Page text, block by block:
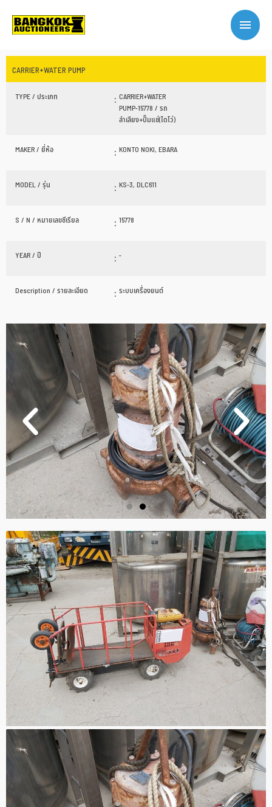
CARRIER+WATER PUMP
TYPE / ประเภท : CARRIER+WATER
PUMP-15778 / รถ
ลำเลียง+ปั๊มแช่(ไดโว่)
MAKER / ยี่ห้อ : KONTO NOKI, EBARA
MODEL / รุ่น : KS-3, DLC611
S / N / หมายเลขซีเรียล : 15778
YEAR / ปี : -
Description / รายละเอียด : ระบบเครื่องยนต์